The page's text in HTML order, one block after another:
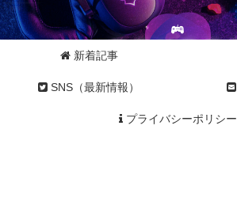
新着記事
SNS（最新情報）
プライバシーポリシー